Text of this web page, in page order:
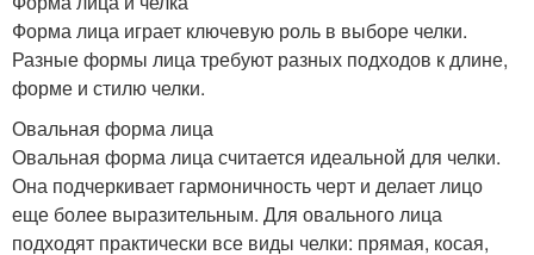
Форма лица играет ключевую роль в выборе челки.
Разные формы лица требуют разных подходов к длине,
форме и стилю челки.
Овальная форма лица
Овальная форма лица считается идеальной для челки.
Она подчеркивает гармоничность черт и делает лицо
еще более выразительным. Для овального лица
подходят практически все виды челки: прямая, косая,